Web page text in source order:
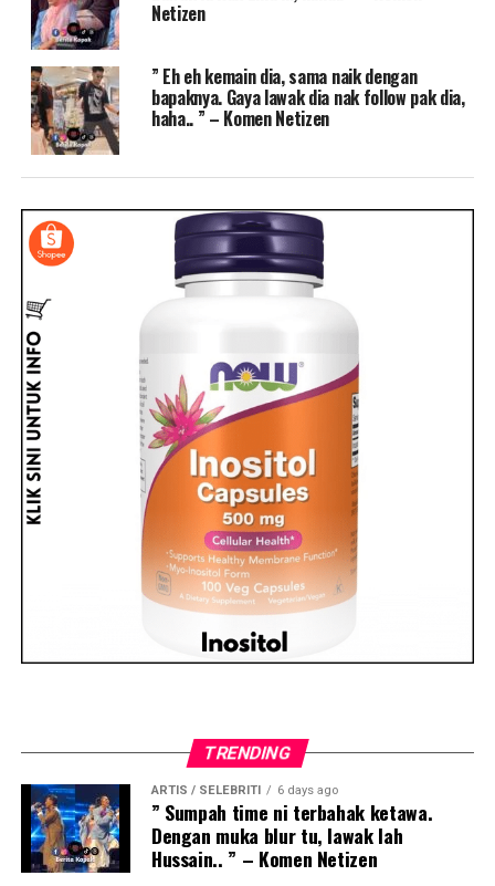
Netizen
” Eh eh kemain dia, sama naik dengan
bapaknya. Gaya lawak dia nak follow pak dia,
haha.. ” – Komen Netizen
TRENDING
ARTIS / SELEBRITI 6 days ago
” Sumpah time ni terbahak ketawa.
Dengan muka blur tu, lawak lah
Hussain.. ” – Komen Netizen